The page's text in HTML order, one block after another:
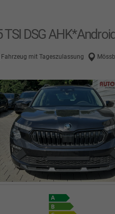
TSI DSG
Fahrzeug mit Tageszulassung